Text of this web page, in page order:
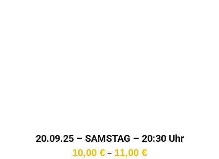
20.09.25 – SAMSTAG – 20:30 Uhr
10,00 € – 11,00 €Preisspanne: